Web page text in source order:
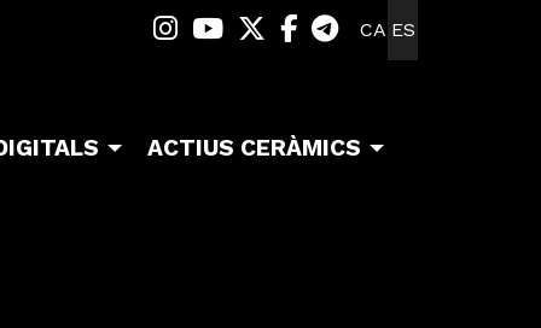
CA ES
Link a instagram
Link a youtube
Link a twitter
Link a facebook
Link a
ACTIUS CERÀMICS